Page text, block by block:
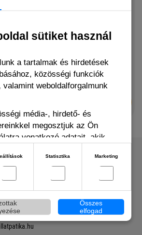
sütiket használ
a tartalmak és hirdetések
közösségi funkciók
weboldalforgalmunk
média-, hirdető- és
megosztjuk az Ön
vonatkozó adatait, akik
meg számukra vagy az Ön
szolgáltatásokból gyűjtöttek.
Statisztika Marketing
Összes
elfogad
És
Rágcsálónak És
Gyümölcs 115gr
Rendelhető